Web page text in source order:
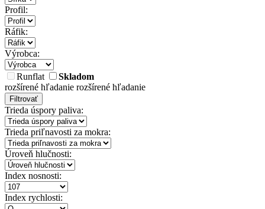
Profil:
Ráfik:
Výrobca:
Runflat
Skladom
rozšírené hľadanie rozšírené hľadanie
Filtrovať
Trieda úspory paliva:
Trieda priľnavosti za mokra:
Úroveň hlučnosti:
Index nosnosti:
Index rychlosti: